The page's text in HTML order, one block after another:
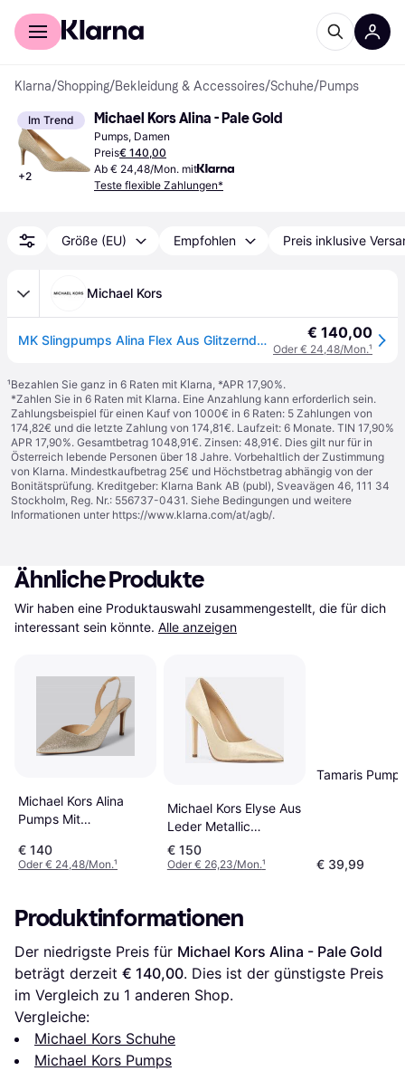
Für Shopper
Klarna/Shopping/Bekleidung & Accessoires/Schuhe/Pumps
Im Trend
+2
Michael Kors Alina - Pale Gold
Pumps, Damen
Preis€ 140,00
Ab € 24,48/Mon. mit
Teste flexible Zahlungen*
Größe (EU) Empfohlen Preis inklusive
Michael Kors
MK Slingpumps Alina Flex Aus Glitzerndem Mesh Im Kettendesign - Goldton - Michael Kors - EU 36.5 € 140,00
Oder € 24,48/Mon.¹
¹Bezahlen Sie ganz in 6 Raten mit Klarna, *APR 17,90%.
*Zahlen Sie in 6 Raten mit Klarna. Eine Anzahlung kann erforderlich sein.
Zahlungsbeispiel für einen Kauf von 1000€ in 6 Raten: 5 Zahlungen von
174,82€ und die letzte Zahlung von 174,81€. Laufzeit: 6 Monate. TIN 17,90%
APR 17,90%. Gesamtbetrag 1048,91€. Zinsen: 48,91€. Dies gilt nur für in
Österreich lebende Personen über 18 Jahre. Vorbehaltlich der Zustimmung
von Klarna. Mindestkaufbetrag 25€ und Höchstbetrag abhängig von der
Bonitätsprüfung. Kreditgeber: Klarna Bank AB (publ), Sveavägen 46, 111 34
Stockholm, Reg. Nr.: 556737-0431. Siehe Bedingungen und weitere
Informationen unter https://www.klarna.com/at/agb/.
Ähnliche Produkte
Wir haben eine Produktauswahl zusammengestellt, die für dich
interessant sein könnte. Alle anzeigen
Michael Kors Alina
Pumps Mit
Gold
€ 140
Oder € 24,48/Mon.¹
Michael Kors Elyse Aus
Leder Metallic
Krakelee Optik -
Goldton
€ 150
Oder € 26,23/Mon.¹
Tamaris
€ 39,99
Produktinformationen
Der niedrigste Preis für Michael Kors Alina - Pale Gold
beträgt derzeit € 140,00. Dies ist der günstigste Preis
im Vergleich zu 1 anderen Shop.
Vergleiche:
Michael Kors Schuhe
Michael Kors Pumps